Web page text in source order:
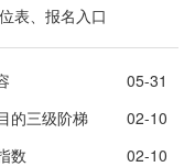
表、报名入口
05-31
的三级阶梯
02-10
数
02-10